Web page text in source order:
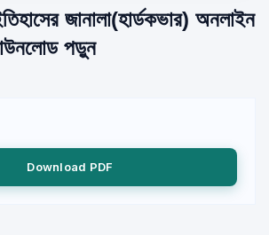
জানালা(হার্ডকভার) অনলাইন
পড়ুন
Download PDF